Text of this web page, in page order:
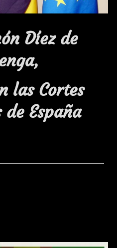
Díez de
las Cortes
de España